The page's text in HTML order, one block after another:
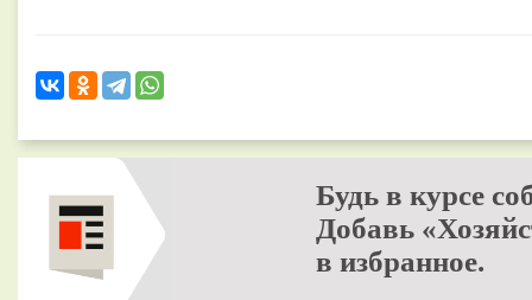
Будь в курсе
Добавь
в избранное.